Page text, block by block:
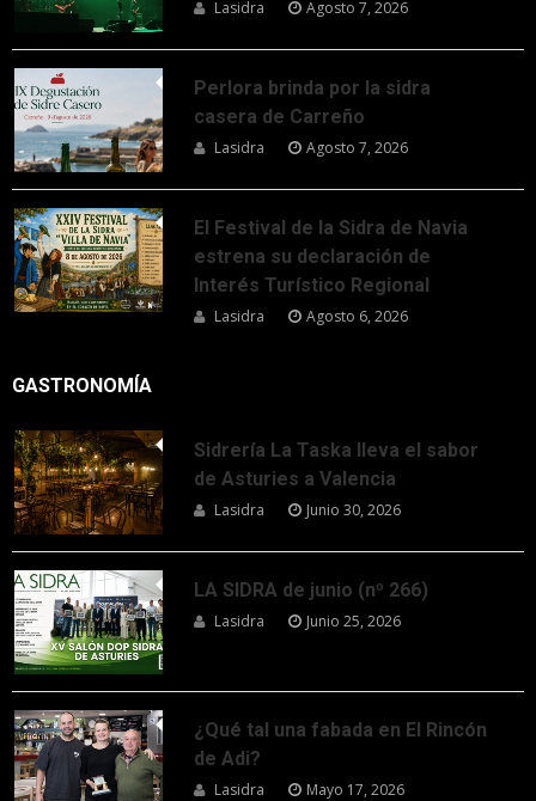
Lasidra Agosto 7, 2026
Perlora brinda por la sidra
casera de Carreño
Lasidra Agosto 7, 2026
El Festival de la Sidra de Navia
estrena su declaración de
Interés Turístico Regional
Lasidra Agosto 6, 2026
GASTRONOMÍA
Sidrería La Taska lleva el sabor
de Asturies a Valencia
Lasidra Junio 30, 2026
LA SIDRA de junio (nº 266)
Lasidra Junio 25, 2026
¿Qué tal una fabada en El Rincón
de Adi?
Lasidra Mayo 17, 2026